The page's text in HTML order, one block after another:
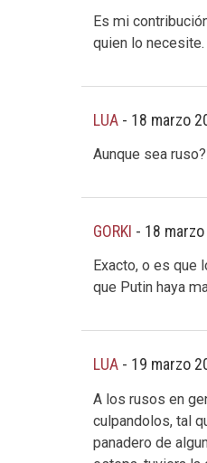
Es mi
quien lo necesite.
LUA - 18 marzo
Aunque sea
GORKI - 18
Exacto, o es que
que Putin haya
LUA - 19 marzo
A los rusos en
culpandolos, tal
panadero de